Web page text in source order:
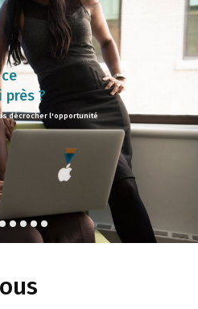
?
décrocher l'opportunité